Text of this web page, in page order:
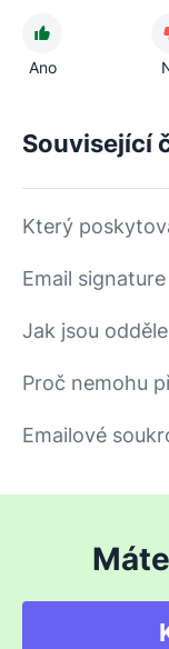
Ano
Související
Který
Email signature
Jak jsou
Proč nemohu
Emailové